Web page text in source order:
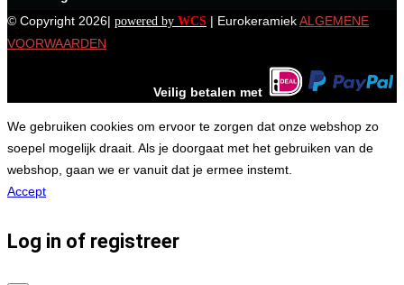
© Copyright 2026| powered by WCS | EurokeramiekALGEMENE
VOORWAARDEN
Veilig betalen met
We gebruiken cookies om ervoor te zorgen dat onze webshop zo
soepel mogelijk draait. Als je doorgaat met het gebruiken van de
webshop, gaan we er vanuit dat je ermee instemt.
Accept
Log in of registreer